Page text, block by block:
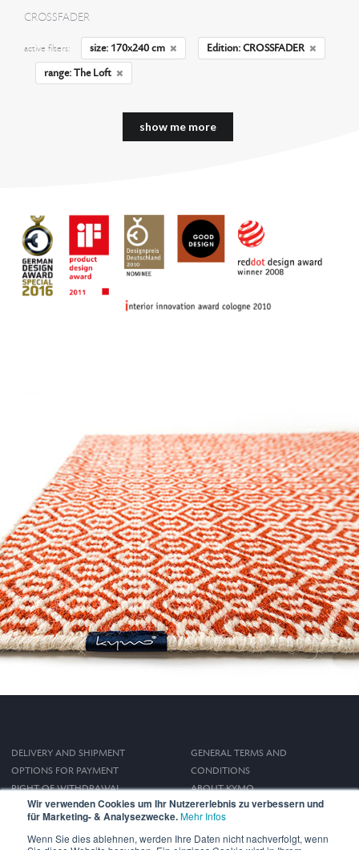
Wir verwenden Cookies um Ihr Nutzererlebnis zu verbessern und
für Marketing- & Analysezwecke.Mehr Infos
Wenn Sie dies ablehnen, werden Ihre Daten nicht nachverfolgt, wenn
CROSSFADER
active filters: size: 170x240 cm
Edition: CROSSFADER
range: The Loft
show me more
DELIVERY AND SHIPMENT
OPTIONS FOR PAYMENT
RIGHT OF WITHDRAWAL
GENERAL TERMS AND
CONDITIONS
ABOUT KYMO
IMPRINT
PRIVACY POLICY